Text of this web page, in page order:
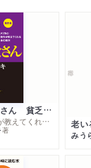
」で紹介されまし
ューが掲載されま
シングルマザーた
改訂版 金持ち父さん 貧乏父さん
─アメリカの金持ちが教えてくれるお金の哲学
著 老い
みう